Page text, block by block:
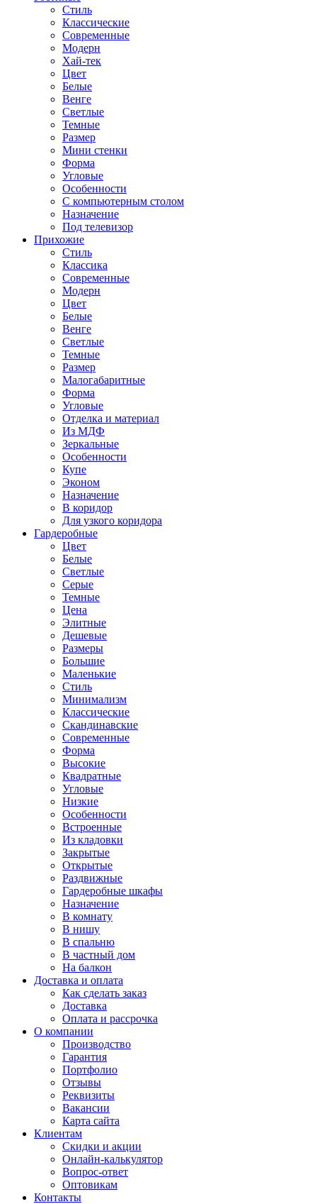
Стиль
Классические
Современные
Модерн
Хай-тек
Цвет
Белые
Венге
Светлые
Темные
Размер
Мини стенки
Форма
Угловые
Особенности
С компьютерным столом
Назначение
Под телевизор
Прихожие
Стиль
Классика
Современные
Модерн
Цвет
Белые
Венге
Светлые
Темные
Размер
Малогабаритные
Форма
Угловые
Отделка и материал
Из МДФ
Зеркальные
Особенности
Купе
Эконом
Назначение
В коридор
Для узкого коридора
Гардеробные
Цвет
Белые
Светлые
Серые
Темные
Цена
Элитные
Дешевые
Размеры
Большие
Маленькие
Стиль
Минимализм
Классические
Скандинавские
Современные
Форма
Высокие
Квадратные
Угловые
Низкие
Особенности
Встроенные
Из кладовки
Закрытые
Открытые
Раздвижные
Гардеробные шкафы
Назначение
В комнату
В нишу
В спальню
В частный дом
На балкон
Доставка и оплата
Как сделать заказ
Доставка
Оплата и рассрочка
О компании
Производство
Гарантия
Портфолио
Отзывы
Реквизиты
Вакансии
Карта сайта
Клиентам
Скидки и акции
Онлайн-калькулятор
Вопрос-ответ
Оптовикам
Контакты